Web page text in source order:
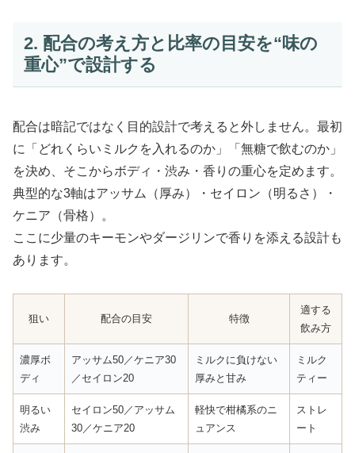
2. 配合の考え方と比率の目安を“味の
重心”で設計する
配合は暗記ではなく目的設計で考えると外しません。最初
に「どれくらいミルクを入れるのか」「無糖で飲むのか」
を決め、そこからボディ・渋み・香りの重心を定めます。
典型的な3軸はアッサム（厚み）・セイロン（明るさ）・
ケニア（骨格）。
ここに少量のキーモンやダージリンで香りを添える設計も
あります。
狙い 配合の目安 特徴
適する
飲み方
濃厚ボ
ディ
アッサム50／ケニア30
／セイロン20
ミルクに負けない
厚みと甘み
ミルク
ティー
明るい
渋み
セイロン50／アッサム
30／ケニア20
軽快で柑橘系のニ
ュアンス
ストレ
ート